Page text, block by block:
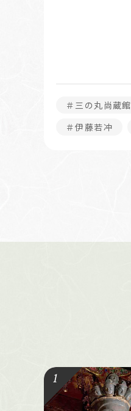
＃三の丸尚蔵館
＃伊藤若冲